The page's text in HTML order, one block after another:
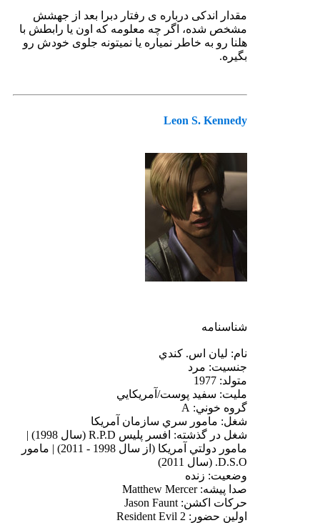
مقدار اندکی درباره ی رفتار دبرا بعد از جهشش
مشخص شده، اگر چه معلومه که اون یا رابطش با
هلنا رو به خاطر نمیاره یا نمیتونه جلوی خودش رو
بگیره.
Leon S. Kennedy
شناسنامه
نام: ليان اس. كندي
جنسيت: مرد
متولد: 1977
مليت: سفيد پوست/آمريكايي
گروه خوني: A
شغل: مامور سري سازمان آمريكا
شغل در گذشته:‌ افسر پليس R.P.D (سال 1998) |
مامور دولتي آمريكا (از سال 1998 - 2011) | مامور
D.S.O. (سال 2011)
وضعيت: زنده
صدا پيشه: Matthew Mercer
حركات اكشن: Jason Faunt
اولين حضور: Resident Evil 2